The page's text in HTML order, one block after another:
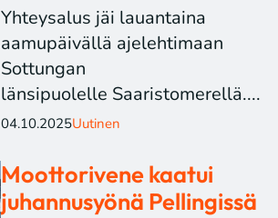
Yhteysalus jäi lauantaina
aamupäivällä ajelehtimaan
Sottungan
länsipuolelle Saaristomerellä....
04.10.2025Uutinen
Moottorivene kaatui
juhannusyönä Pellingissä